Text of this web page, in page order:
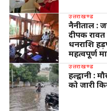
उत्तराखण्ड
नैनीताल :
दीपक
धनराशि
महत्वपूर्ण
उत्तराखण्ड
हल्द्वानी :
को जारी